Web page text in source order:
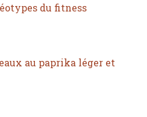
du fitness
au paprika léger et